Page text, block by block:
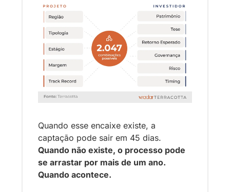
Quando esse encaixe existe, a
Quando não existe, o processo pode
se arrastar por mais de um ano.
Quando acontece.